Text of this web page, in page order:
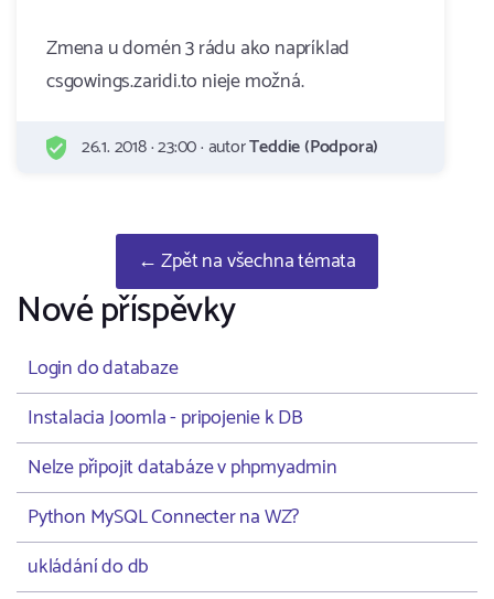
Zmena u domén 3 rádu ako napríklad
csgowings.zaridi.to nieje možná.
26.1. 2018 · 23:00 · autorTeddie (Podpora)
← Zpět na všechna témata
Nové příspěvky
Login do databaze
Instalacia Joomla - pripojenie k DB
Nelze připojit databáze v phpmyadmin
Python MySQL Connecter na WZ?
ukládání do db